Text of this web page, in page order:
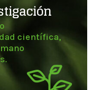
científica,